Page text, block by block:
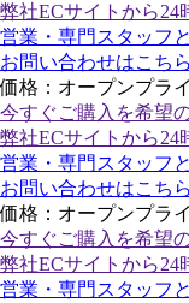
弊社ECサイトから24
営業・専門スタッフ
お問い合わせはこちら
価格：オープンプラ
今すぐご購入 を希望
弊社ECサイトから24
営業・専門スタッフ
お問い合わせはこちら
価格：オープンプラ
今すぐご購入 を希望
弊社ECサイトから24
営業・専門スタッフ